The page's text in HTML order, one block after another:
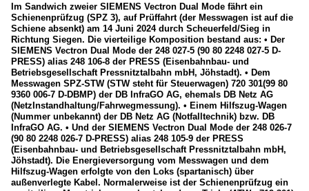
Im Sandwich zweier SIEMENS Vectron Dual Mode fährt ein
Schienenprüfzug (SPZ 3), auf Prüffahrt (der Messwagen ist auf die
Schiene absenkt) am 14 Juni 2024 durch Scheuerfeld/Sieg in
Richtung Siegen. Die vierteilige Komposition bestand aus: • Der
SIEMENS Vectron Dual Mode der 248 027-5 (90 80 2248 027-5 D-
PRESS) alias 248 106-8 der PRESS (Eisenbahnbau- und
Betriebsgesellschaft Pressnitztalbahn mbH, Jöhstadt). • Dem
Messwagen SPZ-STW (STW steht für Steuerwagen) 720 301(99 80
9360 006-7 D-DBMP) der DB InfraGO AG, ehemals DB Netz AG
(NetzInstandhaltung/Fahrwegmessung). • Einem Hilfszug-Wagen
(Nummer unbekannt) der DB Netz AG (Notfalltechnik) bzw. DB
InfraGO AG. • Und der SIEMENS Vectron Dual Mode der 248 026-7
(90 80 2248 026-7 D-PRESS) alias 248 105-9 der PRESS
(Eisenbahnbau- und Betriebsgesellschaft Pressnitztalbahn mbH,
Jöhstadt). Die Energieversorgung vom Messwagen und dem
Hilfszug-Wagen erfolgte von den Loks (spartanisch) über
außenverlegte Kabel. Normalerweise ist der Schienenprüfzug ein